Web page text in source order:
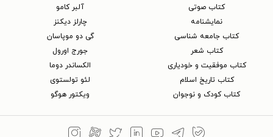
کتاب‌ صوتی
نمایشنامه
کتاب جامعه شناسی
کتاب شعر
کتاب موفقیت و خودیاری
کتاب تاریخ اسلام
کتاب کودک و نوجوان
آلبر کامو
چارلز دیکنز
گی دو موپاسان
جورج اورول
الکساندر دوما
لئو تولستوی
ویکتور هوگو